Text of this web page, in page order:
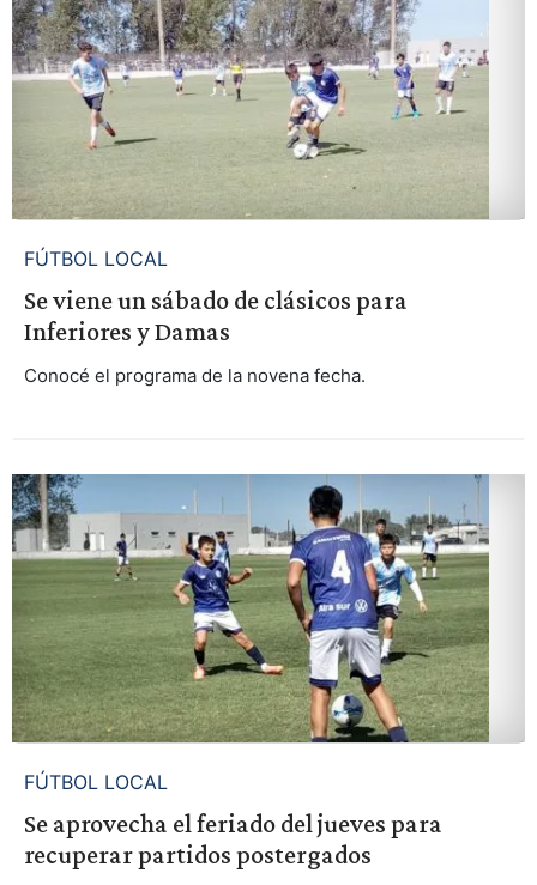
FÚTBOL LOCAL
Se viene un sábado de clásicos para
Inferiores y Damas
Conocé el programa de la novena fecha.
FÚTBOL LOCAL
Se aprovecha el feriado del jueves para
recuperar partidos postergados